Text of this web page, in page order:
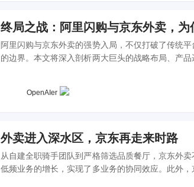
终局之战：阿里闪购与京东外卖，
阿里闪购与京东外卖的强势入局，不仅打破了传统
的边界。本文将深入剖析两大巨头的战略布局、产
OpenAIer
外卖进入深水区，京东再走来时路
从自建全职骑手团队到严格筛选品质餐厅，京东外
低频业务的增长，实现了多业务的协同效应。此外